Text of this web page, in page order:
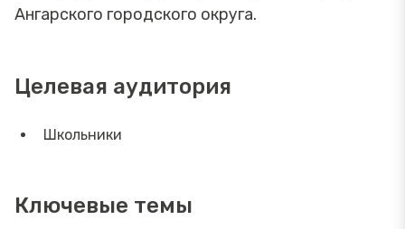
Ангарского городского округа.
Целевая аудитория
Школьники
Ключевые темы